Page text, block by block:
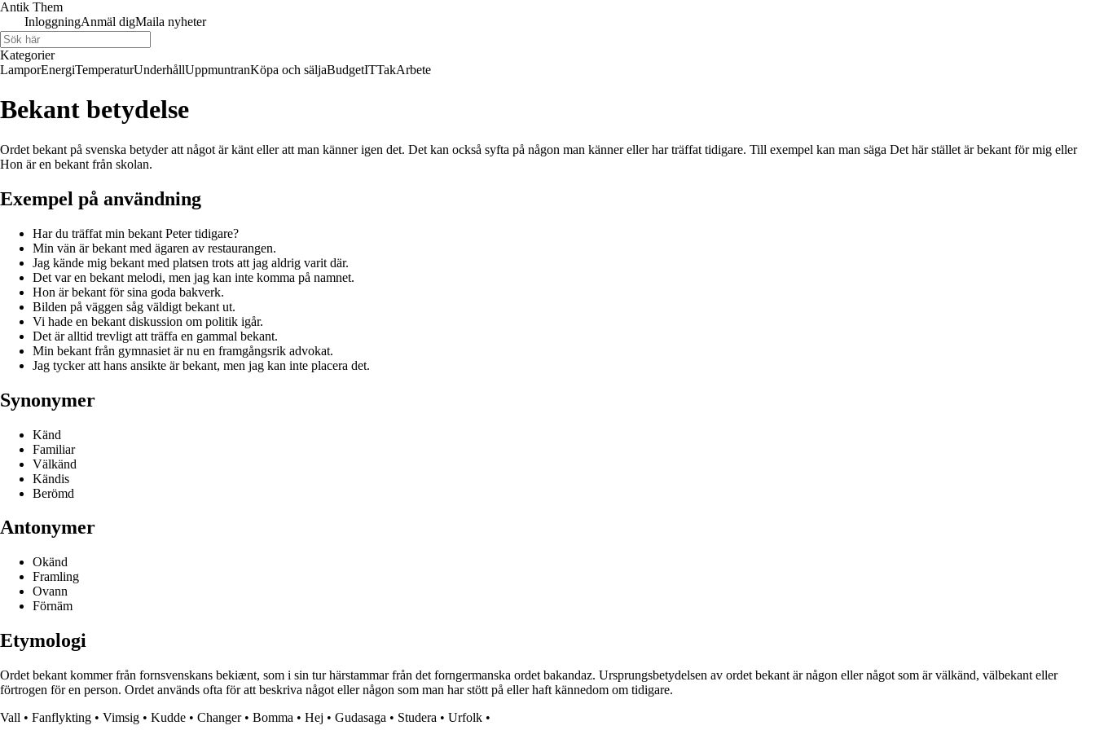
Antik Them
InloggningAnmäl digMaila nyheter
Kategorier
LamporEnergiTemperaturUnderhållUppmuntranKöpa och säljaBudgetITTakArbete
Bekant betydelse
Ordet bekant på svenska betyder att något är känt eller att man känner igen det. Det kan också syfta på någon man känner eller har träffat tidigare. Till exempel kan man säga Det här stället är bekant för mig eller
Hon är en bekant från skolan.
Exempel på användning
Har du träffat min bekant Peter tidigare?
Min vän är bekant med ägaren av restaurangen.
Jag kände mig bekant med platsen trots att jag aldrig varit där.
Det var en bekant melodi, men jag kan inte komma på namnet.
Hon är bekant för sina goda bakverk.
Bilden på väggen såg väldigt bekant ut.
Vi hade en bekant diskussion om politik igår.
Det är alltid trevligt att träffa en gammal bekant.
Min bekant från gymnasiet är nu en framgångsrik advokat.
Jag tycker att hans ansikte är bekant, men jag kan inte placera det.
Synonymer
Känd
Familiar
Välkänd
Kändis
Berömd
Antonymer
Okänd
Framling
Ovann
Förnäm
Etymologi
Ordet bekant kommer från fornsvenskans bekiænt, som i sin tur härstammar från det forngermanska ordet bakandaz. Ursprungsbetydelsen av ordet bekant är någon eller något som är välkänd, välbekant eller
förtrogen för en person. Ordet används ofta för att beskriva något eller någon som man har stött på eller haft kännedom om tidigare.
Vall • Fanflykting • Vimsig • Kudde • Changer• Bomma • Hej • Gudasaga • Studera • Urfolk •